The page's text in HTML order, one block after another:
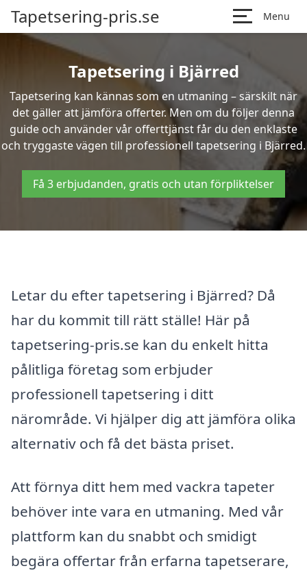
Tapetsering-pris.se Menu
Tapetsering i Bjärred
Tapetsering kan kännas som en utmaning – särskilt när
det gäller att jämföra offerter. Men om du följer denna
guide och använder vår offerttjänst får du den enklaste
och tryggaste vägen till professionell tapetsering i Bjärred.
Få 3 erbjudanden, gratis och utan förpliktelser
Letar du efter tapetsering i Bjärred? Då
har du kommit till rätt ställe! Här på
tapetsering-pris.se kan du enkelt hitta
pålitliga företag som erbjuder
professionell tapetsering i ditt
närområde. Vi hjälper dig att jämföra olika
alternativ och få det bästa priset.
Att förnya ditt hem med vackra tapeter
behöver inte vara en utmaning. Med vår
plattform kan du snabbt och smidigt
begära offertar från erfarna tapetserare,